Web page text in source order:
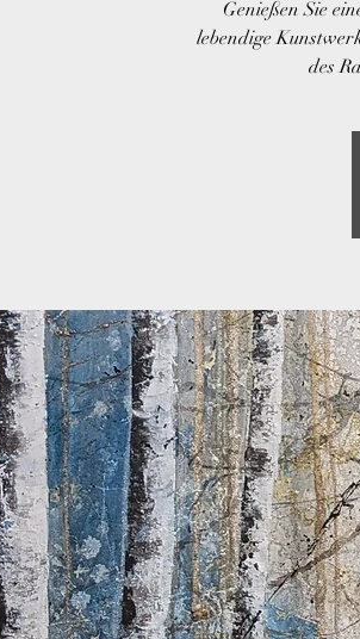
Genießen Sie
lebendige
des